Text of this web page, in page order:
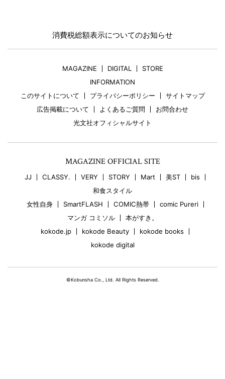
消費税総額表示についてのお知らせ
MAGAZINE DIGITAL
STORE
INFORMATION
このサイトについて
プライバシーポリシー
サイトマップ
広告掲載について
よくあるご質問
お問合わせ
光文社オフィシャルサイト
MAGAZINE OFFICIAL SITE
JJ CLASSY. VERY STORY Mart 美ST
bis
和食スタイル
女性自身
SmartFLASH COMIC熱帯
comic Pureri
マンガ コミソル
本がすき。
kokode.jp
kokode Beauty
kokode books
kokode digital
©Kobunsha Co., Ltd. All Rights Reserved.